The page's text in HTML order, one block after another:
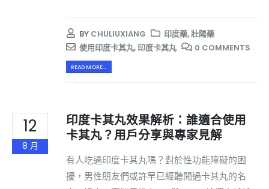
BY CHULIUXIANG 印度藥,壯陽藥
使用印度卡其丸,印度卡其丸 0 COMMENTS
READ MORE...
12
8 月
印度卡其丸效果解析：誰適合使用
卡其丸？用戶分享與專家見解
有人吃過印度卡其丸嗎？對於性功能障礙的困
擾，男性朋友們或許早已經聽聞過卡其丸的名